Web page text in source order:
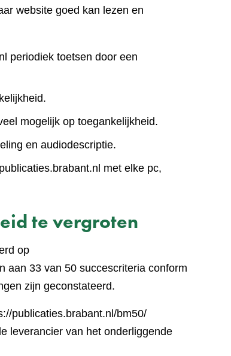
website goed kan lezen en
periodiek toetsen door een
mogelijk op toegankelijkheid.
en audiodescriptie.
met elke pc,
te vergroten
op
aan 33 van 50 succescriteria conform
zijn geconstateerd.
publicaties.brabant.nl/bm50/
leverancier van het onderliggende